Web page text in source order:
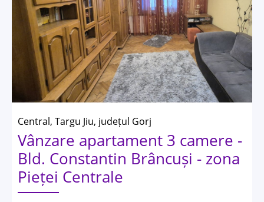
Central, Targu Jiu, județul Gorj
Vânzare apartament 3 camere -
Bld. Constantin Brâncuși - zona
Pieței Centrale